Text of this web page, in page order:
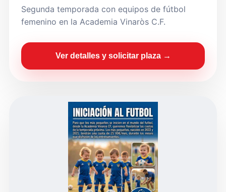
Segunda temporada con equipos de fútbol
femenino en la Academia Vinaròs C.F.
Ver detalles y solicitar plaza →